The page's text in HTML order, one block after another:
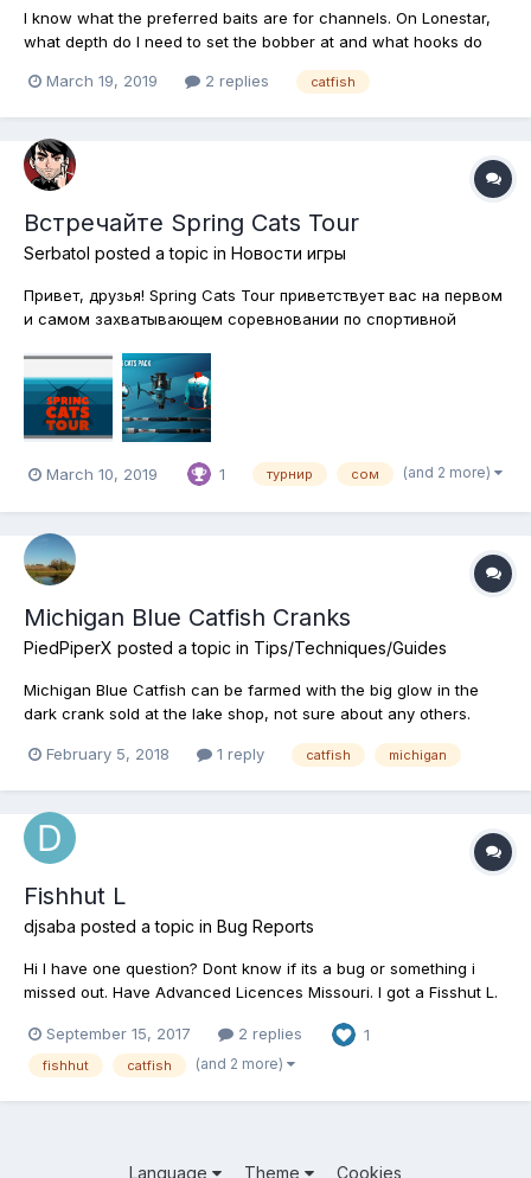
I know what the preferred baits are for channels. On Lonestar,
what depth do I need to set the bobber at and what hooks do
March 19, 2019
2 replies catfish
Встречайте Spring Cats Tour
Serbatol posted a topic in Новости игры
Привет, друзья! Spring Cats Tour приветствует вас на первом
и самом захватывающем соревновании по спортивной
путешествуя по завораживающим рыболовным уголкам
Северной Америки: от реки Мадвотер в Миссури до крутых
берегов реки Нейеррин в Се...
March 10, 2019 1 турнир сом (and 2 more)
Michigan Blue Catfish Cranks
PiedPiperX posted a topic in Tips/Techniques/Guides
Michigan Blue Catfish can be farmed with the big glow in the
dark crank sold at the lake shop, not sure about any others.
deep dive the lure and start a fast stop and go at 60 feet they
February 5, 2018 1 reply catfish michigan
Fishhut L
djsaba posted a topic in Bug Reports
Hi I have one question? Dont know if its a bug or something i
missed out. Have Advanced Licences Missouri. I got a Fisshut L.
fish weight 20kg/44lb if i got it right? Was fishing catfish,
channel and b...
September 15, 2017 2 replies 1
fishhut catfish (and 2 more)
Language Theme Cookies